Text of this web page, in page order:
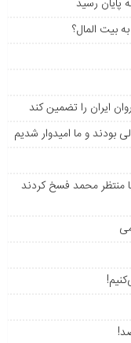
بیت المال؟
ایران را تضمین کند
بودند و ما امیدوار شدیم
منتظر محمد فسخ کردند